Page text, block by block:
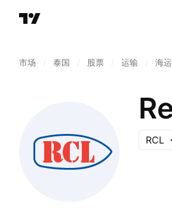
市场 泰国 股票 运输 海运
RCL